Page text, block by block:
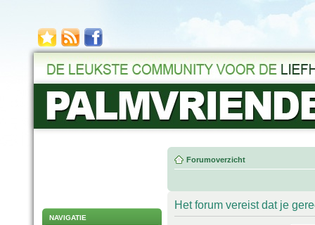
NAVIGATIE
Forumoverzicht
Het forum vereist dat je